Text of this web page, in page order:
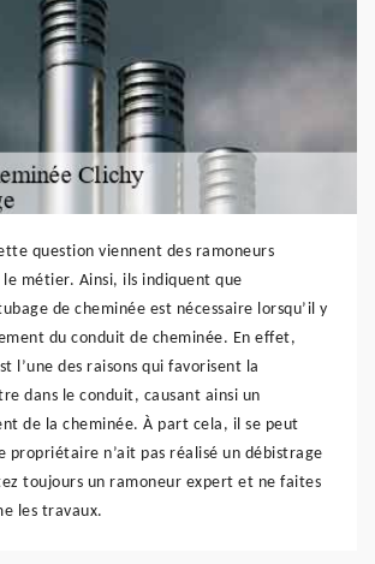
question viennent des ramoneurs
le métier. Ainsi, ils indiquent que
de cheminée est nécessaire lorsqu’il y
du conduit de cheminée. En effet,
l’une des raisons qui favorisent la
dans le conduit, causant ainsi un
de la cheminée. À part cela, il se peut
propriétaire n’ait pas réalisé un débistrage
toujours un ramoneur expert et ne faites
les travaux.